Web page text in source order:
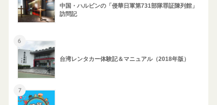
中国・ハルビンの「侵華日軍第731部隊罪証陳列館」
訪問記
6
台湾レンタカー体験記＆マニュアル（2018年版）
7